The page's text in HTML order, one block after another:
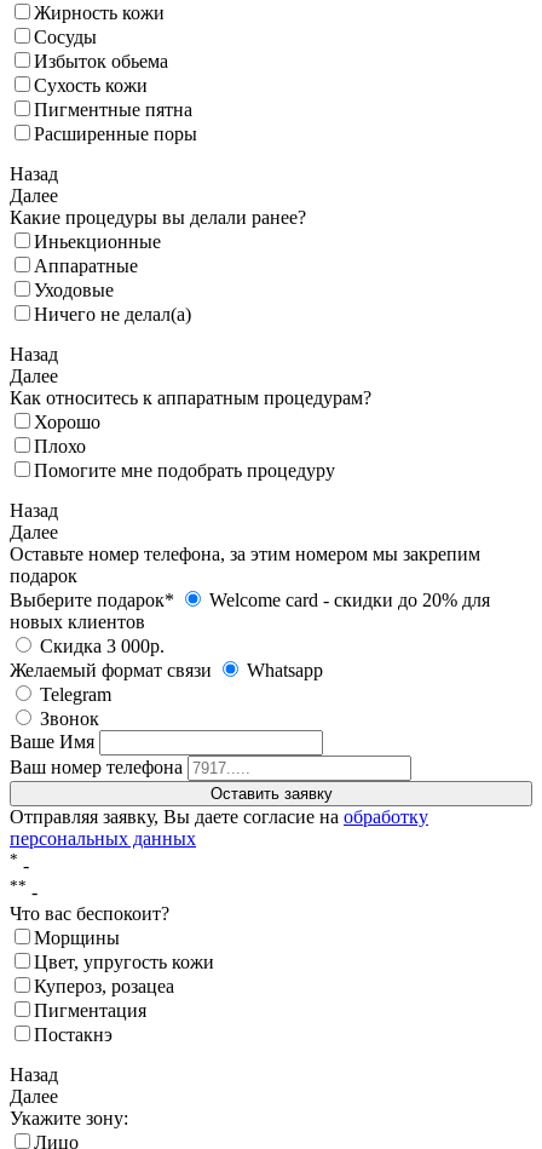
Жирность кожи
Сосуды
Избыток обьема
Сухость кожи
Пигментные пятна
Расширенные поры
Назад
Далее
Какие процедуры вы делали ранее?
Иньекционные
Аппаратные
Уходовые
Ничего не делал(а)
Назад
Далее
Как относитесь к аппаратным процедурам?
Хорошо
Плохо
Помогите мне подобрать процедуру
Назад
Далее
Оставьте номер телефона, за этим номером мы закрепим
подарок
Выберите подарок*
Welcome card - cкидки до 20% для
новых клиентов
Скидка 3 000р.
Желаемый формат связи
Whatsapp
Telegram
Звонок
Ваше Имя
Ваш номер телефона
Отправляя заявку, Вы даете согласие на обработку
персональных данных
* -
** -
Что вас беспокоит?
Морщины
Цвет, упругость кожи
Купероз, розацеа
Пигментация
Постакнэ
Назад
Далее
Укажите зону:
Лицо